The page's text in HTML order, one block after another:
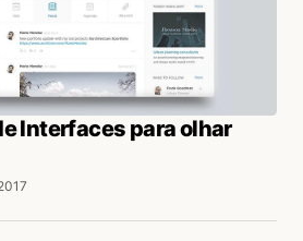
Interfaces para olhar